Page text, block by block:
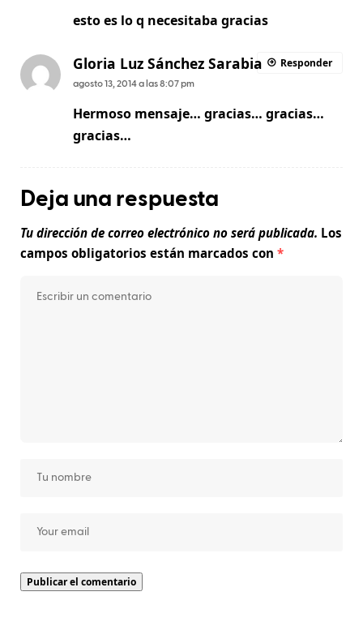
esto es lo q necesitaba gracias
Gloria Luz Sánchez Sarabia
agosto 13, 2014 a las 8:07 pm
Hermoso mensaje… gracias… gracias…
gracias…
Responder
Deja una respuesta
Tu dirección de correo electrónico no será publicada. Los
campos obligatorios están marcados con *